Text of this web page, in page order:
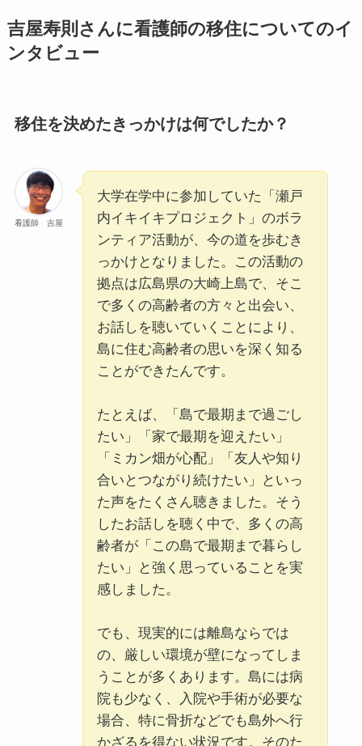
吉屋寿則さんに看護師の移住についてのイ
ンタビュー
移住を決めたきっかけは何でしたか？
看護師 吉屋
大学在学中に参加していた「瀬戸
内イキイキプロジェクト」のボラ
ンティア活動が、今の道を歩むき
っかけとなりました。この活動の
拠点は広島県の大崎上島で、そこ
で多くの高齢者の方々と出会い、
お話しを聴いていくことにより、
島に住む高齢者の思いを深く知る
ことができたんです。
たとえば、「島で最期まで過ごし
たい」「家で最期を迎えたい」
「ミカン畑が心配」「友人や知り
合いとつながり続けたい」といっ
た声をたくさん聴きました。そう
したお話しを聴く中で、多くの高
齢者が「この島で最期まで暮らし
たい」と強く思っていることを実
感しました。
でも、現実的には離島ならでは
の、厳しい環境が壁になってしま
うことが多くあります。島には病
院も少なく、入院や手術が必要な
場合、特に骨折などでも島外へ行
かざるを得ない状況です。そのた